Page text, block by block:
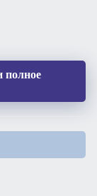
полное